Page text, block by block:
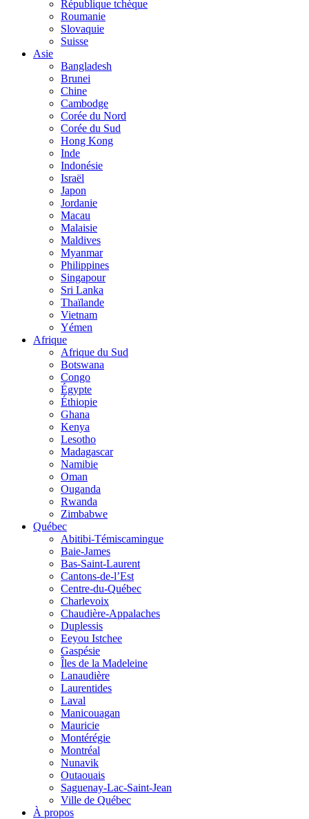
République tchèque
Roumanie
Slovaquie
Suisse
Asie
Bangladesh
Brunei
Chine
Cambodge
Corée du Nord
Corée du Sud
Hong Kong
Inde
Indonésie
Israël
Japon
Jordanie
Macau
Malaisie
Maldives
Myanmar
Philippines
Singapour
Sri Lanka
Thaïlande
Vietnam
Yémen
Afrique
Afrique du Sud
Botswana
Congo
Égypte
Éthiopie
Ghana
Kenya
Lesotho
Madagascar
Namibie
Oman
Ouganda
Rwanda
Zimbabwe
Québec
Abitibi-Témiscamingue
Baie-James
Bas-Saint-Laurent
Cantons-de-l’Est
Centre-du-Québec
Charlevoix
Chaudière-Appalaches
Duplessis
Eeyou Istchee
Gaspésie
Îles de la Madeleine
Lanaudière
Laurentides
Laval
Manicouagan
Mauricie
Montérégie
Montréal
Nunavik
Outaouais
Saguenay-Lac-Saint-Jean
Ville de Québec
À propos